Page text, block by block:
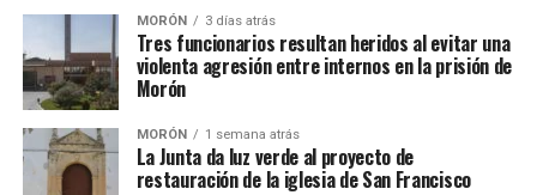
MORÓN 3 días atrás
Tres funcionarios resultan heridos al evitar una
violenta agresión entre internos en la prisión de
Morón
MORÓN 1 semana atrás
La Junta da luz verde al proyecto de
restauración de la iglesia de San Francisco